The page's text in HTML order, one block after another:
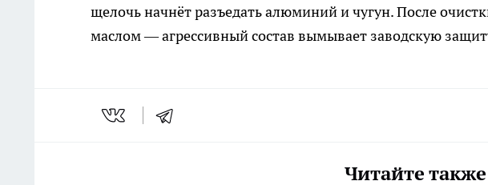
щелочь начнёт разъедать алюминий и чугун. После
маслом — агрессивный состав вымывает заводскую
Читайте